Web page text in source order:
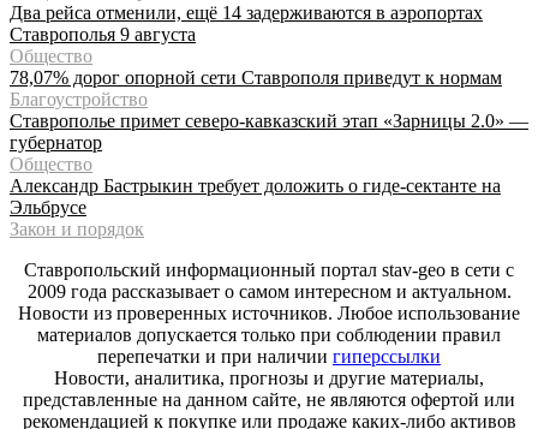
Два рейса отменили, ещё 14 задерживаются в аэропортах
Ставрополья 9 августа
Общество
78,07% дорог опорной сети Ставрополя приведут к нормам
Благоустройство
Ставрополье примет северо-кавказский этап «Зарницы 2.0» —
губернатор
Общество
Александр Бастрыкин требует доложить о гиде-сектанте на
Эльбрусе
Закон и порядок
Ставропольский информационный портал stav-geo в сети с
2009 года рассказывает о самом интересном и актуальном.
Новости из проверенных источников. Любое использование
материалов допускается только при соблюдении правил
перепечатки и при наличии гиперссылки
Новости, аналитика, прогнозы и другие материалы,
представленные на данном сайте, не являются офертой или
рекомендацией к покупке или продаже каких-либо активов